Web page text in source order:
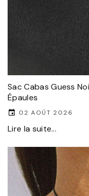
Sac Cabas Guess
Épaules
02 AOÛT 2026
Lire la suite...